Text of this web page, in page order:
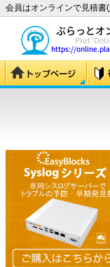
会員はオンラインで見積書(